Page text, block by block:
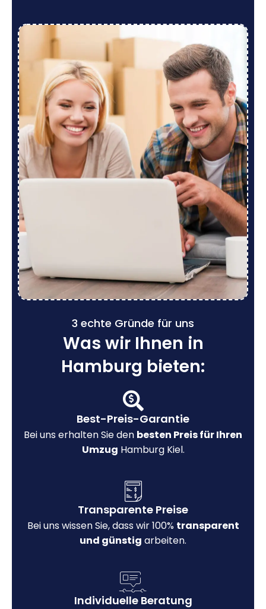
3 echte Gründe für uns
Was wir Ihnen in
Hamburg bieten:
Best-Preis-Garantie
Bei uns erhalten Sie den besten Preis für Ihren
Umzug Hamburg Kiel.
Transparente Preise
Bei uns wissen Sie, dass wir 100% transparent
und günstig arbeiten.
Individuelle Beratung